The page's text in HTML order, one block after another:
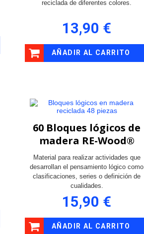
reciclada de diferentes colores.
13,90 €
AÑADIR AL CARRITO
60 Bloques lógicos de
madera RE-Wood®
Material para realizar actividades que
desarrollan el pensamiento lógico como
clasificaciones, series o definición de
cualidades.
15,90 €
AÑADIR AL CARRITO